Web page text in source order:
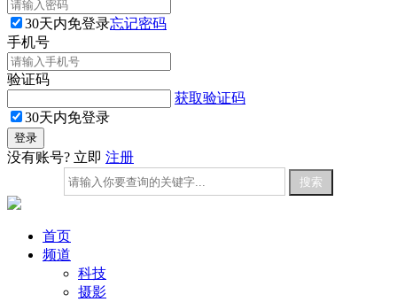
30天内免登录忘记密码
手机号
验证码
获取验证码
30天内免登录
没有账号? 立即 注册
首页
频道
科技
摄影